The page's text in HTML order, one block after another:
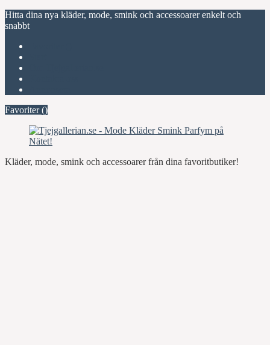
Hitta dina nya kläder, mode, smink och accessoarer enkelt och
snabbt
Favoriter ()
Kläder, mode, smink och accessoarer från dina favoritbutiker!